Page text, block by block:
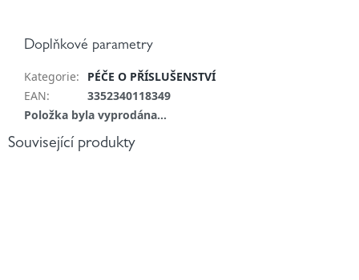
Doplňkové parametry
Kategorie:
PÉČE O PŘÍSLUŠENSTVÍ
EAN:
3352340118349
Položka byla vyprodána…
Související produkty